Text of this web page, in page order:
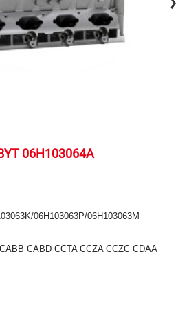
06H103064A
06H103063P/06H103063M
CABD CCTA CCZA CCZC CDAA